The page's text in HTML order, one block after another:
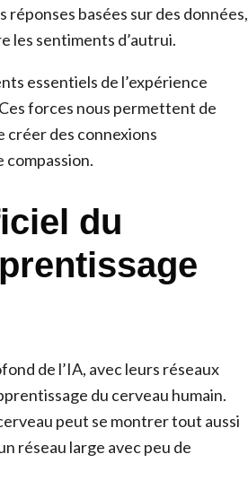
réponses basées sur des données,
les sentiments d’autrui.
essentiels de l’expérience
forces nous permettent de
créer des connexions
du
de l’IA, avec leurs réseaux
du cerveau humain.
peut se montrer tout aussi
réseau large avec peu de